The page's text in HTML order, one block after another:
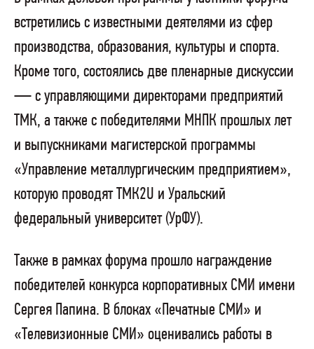
встретились с известными деятелями из сфер
производства, образования, культуры и спорта.
Кроме того, состоялись две пленарные дискуссии
— с управляющими директорами предприятий
ТМК, а также с победителями МНПК прошлых лет
и выпускниками магистерской программы
«Управление металлургическим предприятием»,
которую проводят ТМК2U и Уральский
федеральный университет (УрФУ).
Также в рамках форума прошло награждение
победителей конкурса корпоративных СМИ имени
Сергея Папина. В блоках «Печатные СМИ» и
«Телевизионные СМИ» оценивались работы в